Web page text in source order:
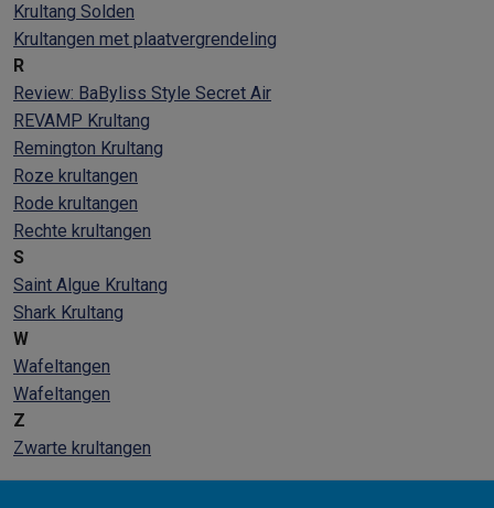
Krultang Solden
Krultangen met plaatvergrendeling
R
Review: BaByliss Style Secret Air
REVAMP Krultang
Remington Krultang
Roze krultangen
Rode krultangen
Rechte krultangen
S
Saint Algue Krultang
Shark Krultang
W
Wafeltangen
Wafeltangen
Z
Zwarte krultangen